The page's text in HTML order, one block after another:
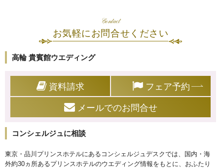
Contact
お気軽にお問合せください
高輪 貴賓館ウエディング
資料請求
フェア予約
メールでのお問合せ
コンシェルジュに相談
東京・品川プリンスホテルにあるコンシェルジュデスクでは、国内・海
外約30ヵ所あるプリンスホテルのウエディング情報をもとに、おふたり